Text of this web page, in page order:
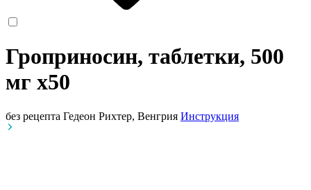
Гроприносин, таблетки, 500
мг x50
без рецепта Гедеон Рихтер, Венгрия Инструкция